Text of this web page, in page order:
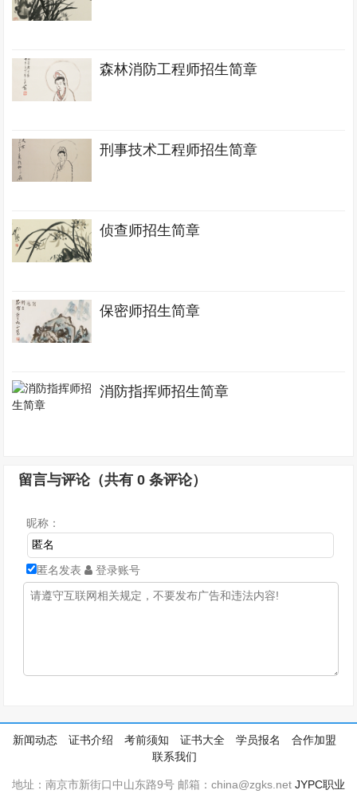
森林消防工程师招生简章
刑事技术工程师招生简章
侦查师招生简章
保密师招生简章
消防指挥师招生简章
留言与评论（共有0 条评论）
昵称：
匿名发表 登录账号
新闻动态 证书介绍 考前须知 证书大全 学员报名
合作加盟
联系我们
地址：南京市新街口中山东路9号 邮箱：china@zgks.net JYPC职业